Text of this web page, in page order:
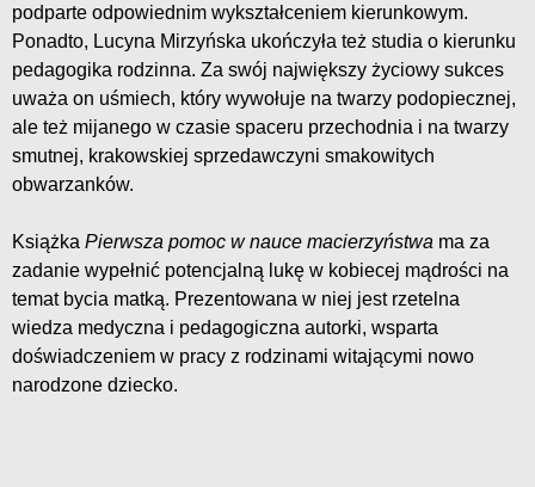
podparte odpowiednim wykształceniem kierunkowym.
Ponadto, Lucyna Mirzyńska ukończyła też studia o kierunku
pedagogika rodzinna. Za swój największy życiowy sukces
uważa on uśmiech, który wywołuje na twarzy podopiecznej,
ale też mijanego w czasie spaceru przechodnia i na twarzy
smutnej, krakowskiej sprzedawczyni smakowitych
obwarzanków.
Książka Pierwsza pomoc w nauce macierzyństwa ma za
zadanie wypełnić potencjalną lukę w kobiecej mądrości na
temat bycia matką. Prezentowana w niej jest rzetelna
wiedza medyczna i pedagogiczna autorki, wsparta
doświadczeniem w pracy z rodzinami witającymi nowo
narodzone dziecko.